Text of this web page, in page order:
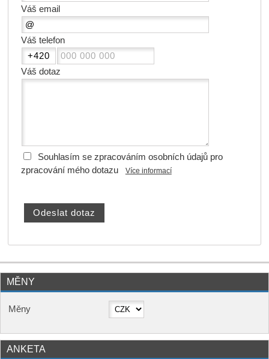
Váš email
Váš telefon
Váš dotaz
Souhlasím se zpracováním osobních údajů pro
zpracování mého dotazu
Více informací
MĚNY
Měny
ANKETA